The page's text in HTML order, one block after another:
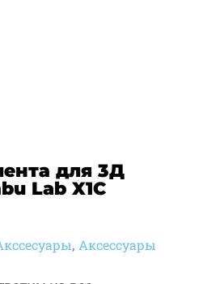
для 3Д
Lab X1C
, Аксессуары